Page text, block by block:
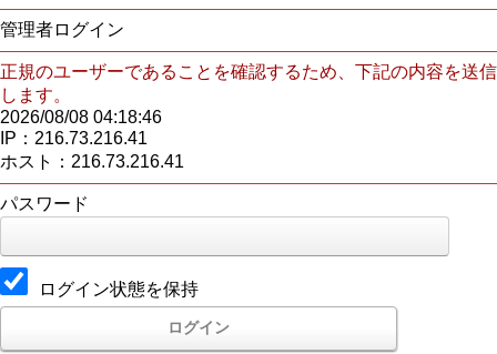
管理者ログイン
正規のユーザーであることを確認するため、下記の内容を送信
します。
2026/08/08 04:18:46
IP：216.73.216.41
ホスト：216.73.216.41
パスワード
ログイン状態を保持